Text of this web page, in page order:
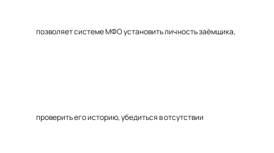
позволяет системе МФО установить личность заёмщика,
проверить его историю, убедиться в отсутствии